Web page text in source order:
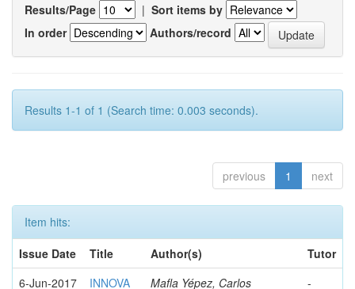
Results/Page | Sort items by
In order
Authors/record
Results 1-1 of 1 (Search time: 0.003 seconds).
previous 1 next
Item hits:
Issue Date
Title Author(s)
Tutor
6-Jun-2017
INNOVA
Mafla Yépez, Carlos
-